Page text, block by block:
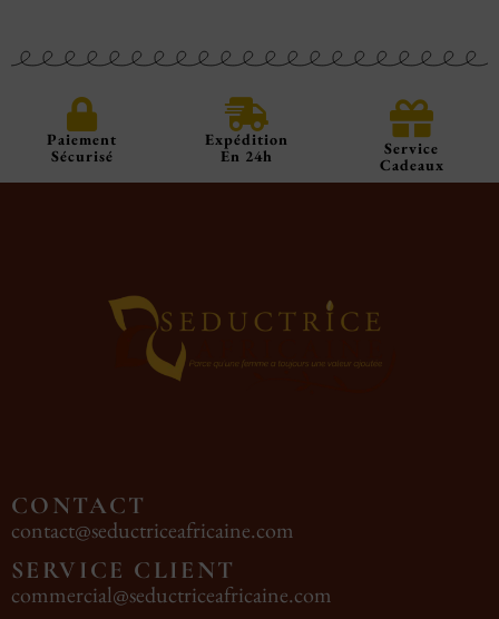
Paiement
Sécurisé
Expédition
En 24h
Service
Cadeaux
CONTACT
contact@seductriceafricaine.com
SERVICE CLIENT
commercial@seductriceafricaine.com